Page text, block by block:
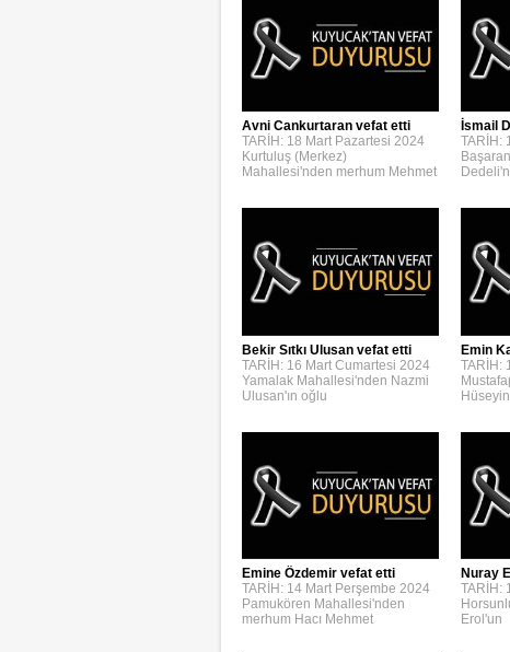
Avni Cankurtaran vefat etti
TARİH: 18 Mart Pazartesi 2024
Kurtuluş (Merkez)
Mahallesi'nden merhum Mehmet
İsmail
TARİH:
Bekir Sıtkı Ulusan vefat etti
TARİH: 16 Mart Cumartesi 2024
Yamalak Mahallesi'nden Nazmi
Ulusan'ın oğlu
Emin
TARİH:
Emine Özdemir vefat etti
TARİH: 14 Mart Perşembe 2024
Pamukören Mahallesi'nden
merhum Hacı Mehmet
Nuray
TARİH:
Erol'un